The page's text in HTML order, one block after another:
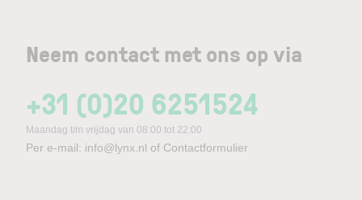
Neem contact met ons op via
+31 (0)20 6251524
Maandag t/m vrijdag van 08:00 tot 22:00
Per e-mail: info@lynx.nl of Contactformulier